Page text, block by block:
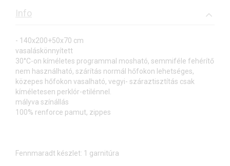
Info
- 140x200+50x70 cm
vasaláskönnyített
30°C-on kíméletes programmal mosható, semmiféle fehérítő
nem használható, szárítás normál hőfokon lehetséges,
közepes hőfokon vasalható, vegyi- száraztisztítás csak
kíméletesen perklór-etilénnel.
mályva színállás
100% renforce pamut, zippes
Fennmaradt készlet: 1 garnitúra